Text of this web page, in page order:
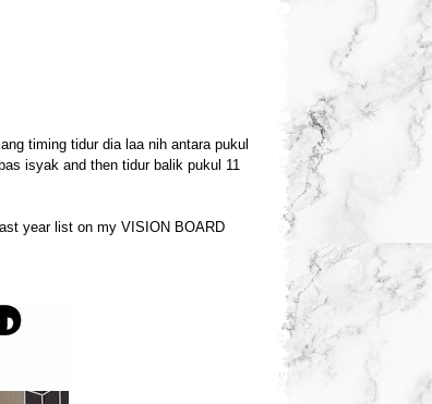
timing tidur dia laa nih antara pukul
isyak and then tidur balik pukul 11
year list on my VISION BOARD